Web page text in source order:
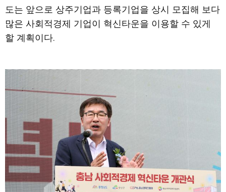
도는 앞으로 상주기업과 등록기업을 상시 모집해 보다
많은 사회적경제 기업이 혁신타운을 이용할 수 있게
할 계획이다.